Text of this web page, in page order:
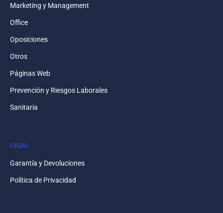
Marketing y Management
Office
Oposiciones
Otros
Páginas Web
Prevención y Riesgos Laborales
Sanitaria
LEGAL
Garantía y Devoluciones
Política de Privacidad